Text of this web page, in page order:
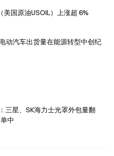
国原油USOIL）上涨超 6%
动汽车出货量在能源转型中创纪
三星、SK海力士光罩外包量翻
中